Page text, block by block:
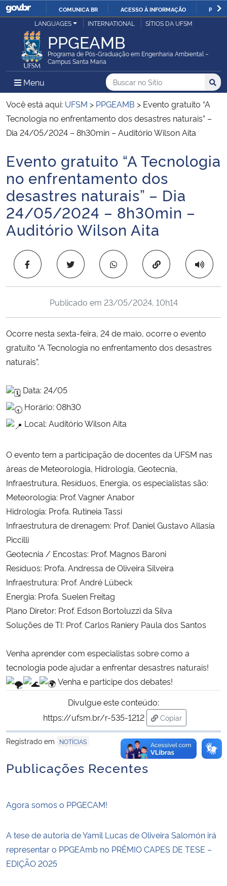
IR
PARA
O
COMUNICA BR ACESSO À INFORMAÇÃO
Ministério da Justiça e Segurança Pública
Ministério da Defesa
Ministério das Relações Exteriores
Ministério da Economia
Ministério da Infraestrutura
Ministério da Agricultura, Pecuária e Abastecimento
Ministério da Educação
Ministério da Cidadania
Ministério da Saúde
Ministério de Minas e Energia
Ministério da Ciência, Tecnologia, Inovações e Comunicações
Ministério do Meio Ambiente
Ministério do Desenvolvimento Regional
Controladoria-Geral da União
Ministério da Mulher, da Família e dos Direitos Humanos
Secretaria de Governo
Gabinete de Segurança Institucional
Advocacia-Geral da União
Banco Central do Brasil
Planalto
LANGUAGES INTERNATIONAL SÍTIOS DA UFSM
PPGEAMB
Programa de Pós-Graduação em Engenharia Ambiental –
Campus Santa Maria
Menu Menu Principal do Sítio
Busca
Buscar no no Sítio
Busca:
Você está aqui: UFSM > PPGEAMB > Evento gratuito “A
Tecnologia no enfrentamento dos desastres naturais” –
Dia 24/05/2024 – 8h30min – Auditório Wilson Aita
Início do conteúdo
Evento gratuito “A Tecnologia
no enfrentamento dos
desastres naturais” – Dia
24/05/2024 – 8h30min –
Auditório Wilson Aita
Copiar para área
Publicado em 23/05/2024, 10h14
Ocorre nesta sexta-feira, 24 de maio, ocorre o evento
gratuito “A Tecnologia no enfrentamento dos desastres
naturais”.
Data: 24/05
Horário: 08h30
Local: Auditório Wilson Aita
O evento tem a participação de docentes da UFSM nas
áreas de Meteorologia, Hidrologia, Geotecnia,
Infraestrutura, Resíduos, Energia, os especialistas são:
Meteorologia: Prof. Vagner Anabor
Hidrologia: Profa. Rutineia Tassi
Infraestrutura de drenagem: Prof. Daniel Gustavo Allasia
Piccilli
Geotecnia / Encostas: Prof. Magnos Baroni
Resíduos: Profa. Andressa de Oliveira Silveira
Infraestrutura: Prof. André Lübeck
Energia: Profa. Suelen Freitag
Plano Diretor: Prof. Edson Bortoluzzi da Silva
Soluções de TI: Prof. Carlos Raniery Paula dos Santos
Venha aprender com especialistas sobre como a
tecnologia pode ajudar a enfrentar desastres naturais!
Venha e participe dos debates!
Divulgue este conteúdo:
https://ufsm.br/r-535-1212
Copiar
para área de
Registrado em
NOTÍCIAS
Publicações Recentes
Agora somos o PPGECAM!
A tese de autoria de Yamil Lucas de Oliveira Salomón irá
representar o PPGEAmb no PRÊMIO CAPES DE TESE –
EDIÇÃO 2025